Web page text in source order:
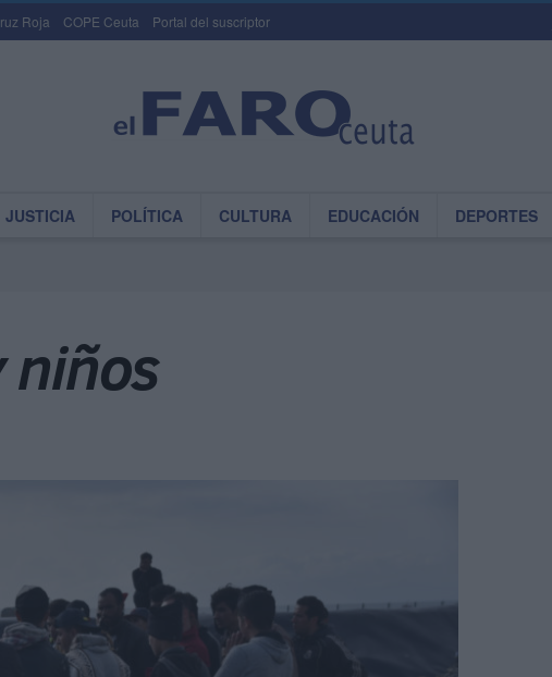
Roja COPE Ceuta Portal del suscriptor
JUSTICIA POLÍTICA CULTURA EDUCACIÓN DEPORTES
niños